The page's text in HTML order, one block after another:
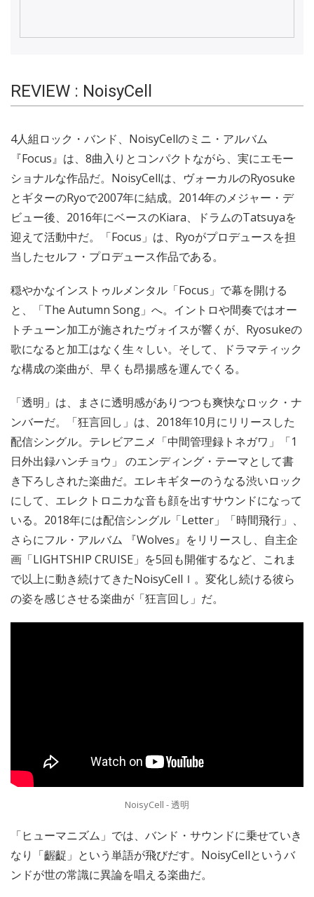
REVIEW : NoisyCell
4人組ロック・バンド、NoisyCellのミニ・アルバム
『Focus』は、8曲入りとコンパクトながら、実にエモー
ショナルな作品だ。NoisyCellは、ヴォーカルのRyosuke
とギターのRyoで2007年に結成。2014年のメジャー・デ
ビュー後、2016年にベースのKiara、ドラムのTatsuyaを
迎えて活動中だ。「Focus」は、Ryoがプロデュースを担
当したセルフ・プロデュース作品である。
穏やかなインストゥルメンタル「Focus」で幕を開ける
と、「The Autumn Song」へ。イントロや間奏ではオー
トチューン加工が施されたヴォイスが響くが、Ryosukeの
歌になると加工はなく生々しい。そして、ドラマティック
な構成の楽曲が、早くも昂揚感を運んでくる。
「透明」は、まさに透明感がありつつも爽快なロック・ナ
ンバーだ。「狂言回し」は、2018年10月にリリースした
配信シングル。テレビアニメ「中間管理録トネガワ」「1
日外出録ハンチョウ」 のエンディング・テーマとして書
き下ろしされた楽曲だ。エレキギターのうなる渋いロック
にして、エレクトロニカな音も顔を出すサウンドになって
いる。2018年には配信シングル「Letter」「時間飛行」、
さらにフル・アルバム 『Wolves』をリリースし、自主企
画「LIGHTSHIP CRUISE」を5回も開催するなど、これま
で以上に動き続けてきたNoisyCellｌ。変化し続ける彼ら
の姿を感じさせる楽曲が「狂言回し」だ。
NoisyCell - 透明
「ヒューマニズム」では、バンド・サウンドに乗せていき
なり「齷齪」という単語が飛びだす。NoisyCellというバ
ンドが世の常識に異論を唱える楽曲だ。